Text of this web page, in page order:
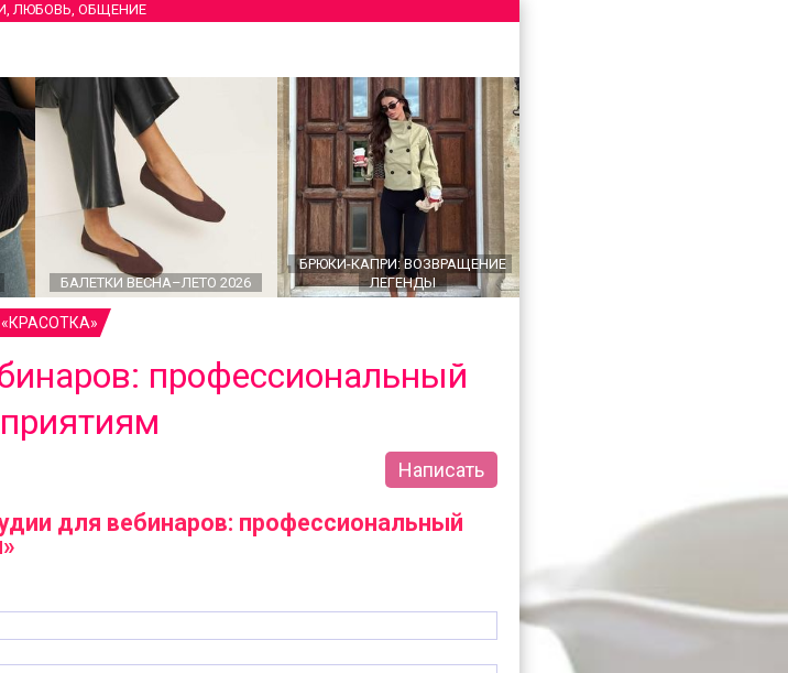
ЛЮБОВЬ, ОБЩЕНИЕ
БАЛЕТКИ ВЕСНА–ЛЕТО 2026
БРЮКИ-КАПРИ: ВОЗВРАЩЕНИЕ
ЛЕГЕНДЫ
профессиональный
Написать
для вебинаров: профессиональный